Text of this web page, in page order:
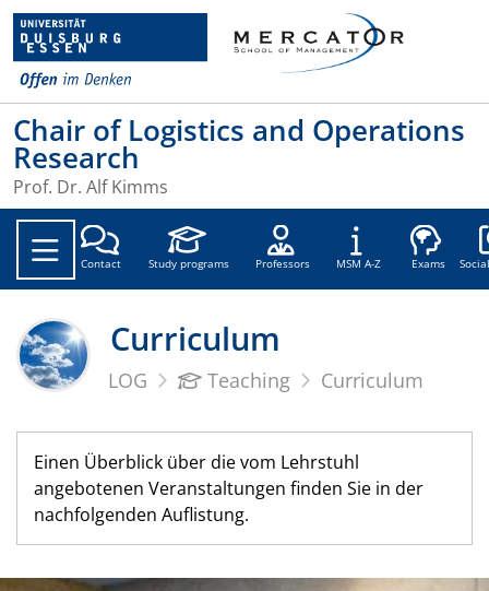
Chair of Logistics and Operations
Research
Prof. Dr. Alf Kimms
Contact Study programs Professors MSM A-Z Exams
Curriculum
LOG Teaching Curriculum
Einen Überblick über die vom Lehrstuhl
angebotenen Veranstaltungen finden Sie in der
nachfolgenden Auflistung.